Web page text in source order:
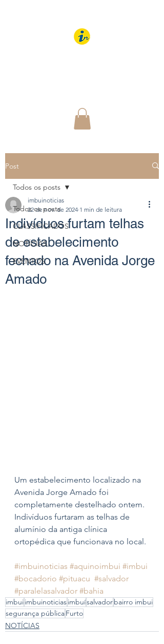
Post
Todos os posts
CLASSIFICADOS
NOTÍCIAS
EVENTOS
Todos os posts
Indivíduos furtam telhas
de estabelecimento
fechado na Avenida Jorge
Amado
imbuinoticias
22 de nov. de 2024 1 min de leitura
Um estabelecimento localizado na
Avenida Jorge Amado foi
completamente destelhado ontem.
Indivíduos furtaram as telhas de
alumínio da antiga clínica
ortopédica que funcionava no local.
#imbuinoticias #aquinoimbui #imbui
#bocadorio #pituacu #salvador
#paralelasalvador #bahia
imbuiimbuinoticiasimbuísalvadorbairro imbui
segurança públicaFurto
NOTÍCIAS